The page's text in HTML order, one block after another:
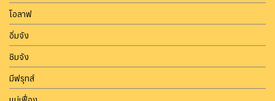
โอลาฟ
อิ่มจัง
ชิมจัง
มีฟรุทส์